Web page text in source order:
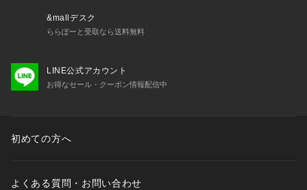
&mallデスク
ららぽーと受取なら送料無料
LINE公式アカウント
お得なセール・クーポン情報配信中
初めての方へ
よくある質問・お問い合わせ